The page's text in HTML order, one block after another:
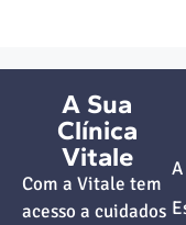
A Sua
Clínica
Vitale
Com a Vitale tem
acesso a cuidados